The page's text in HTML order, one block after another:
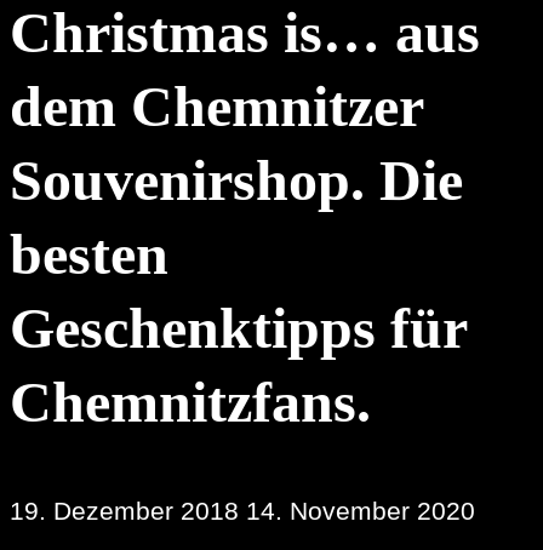
Christmas is… aus
dem Chemnitzer
Souvenirshop. Die
besten
Geschenktipps für
Chemnitzfans.
19. Dezember 2018 14. November 2020